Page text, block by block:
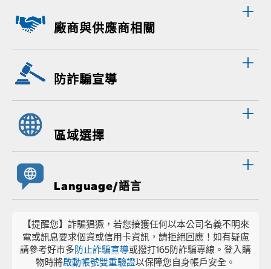
廠商與供應商相關
防詐騙宣導
區域選擇
Language/語言
【提醒您】詐騙猖獗，若您接獲任何以本公司名義不明來
電或訊息要求個資或信用卡資訊，請拒絕回應！如有疑慮
請參考好市多防止詐騙宣導或撥打165防詐騙專線。登入購
物時將啟動帳號雙重驗證以保障您自身帳戶安全。